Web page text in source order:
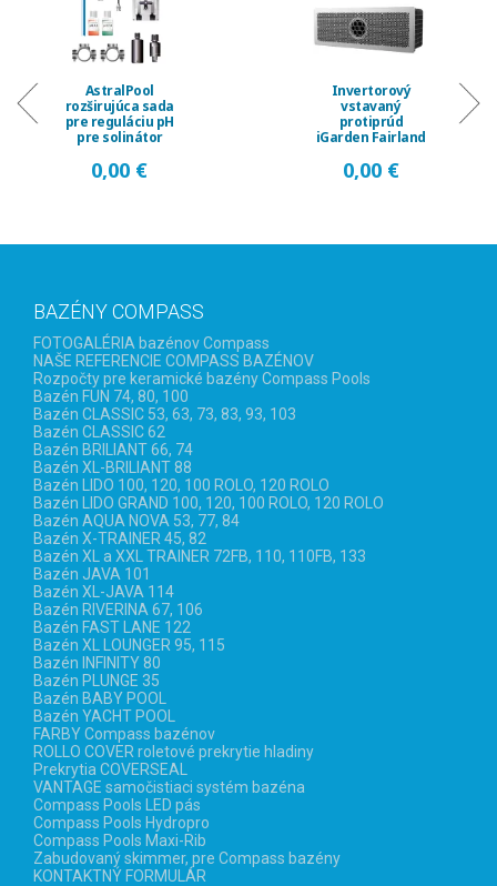
Invertorový
vstavaný
protiprúd
iGarden Fairland
230 ...
0,00 €
Invertorový
vstavaný
protiprúd
iGarden Fairland
120 ...
0,00 €
BAZÉNY COMPASS
FOTOGALÉRIA bazénov Compass
NAŠE REFERENCIE COMPASS BAZÉNOV
Rozpočty pre keramické bazény Compass Pools
Bazén FUN 74, 80, 100
Bazén CLASSIC 53, 63, 73, 83, 93, 103
Bazén CLASSIC 62
Bazén BRILIANT 66, 74
Bazén XL-BRILIANT 88
Bazén LIDO 100, 120, 100 ROLO, 120 ROLO
Bazén LIDO GRAND 100, 120, 100 ROLO, 120 ROLO
Bazén AQUA NOVA 53, 77, 84
Bazén X-TRAINER 45, 82
Bazén XL a XXL TRAINER 72FB, 110, 110FB, 133
Bazén JAVA 101
Bazén XL-JAVA 114
Bazén RIVERINA 67, 106
Bazén FAST LANE 122
Bazén XL LOUNGER 95, 115
Bazén INFINITY 80
Bazén PLUNGE 35
Bazén BABY POOL
Bazén YACHT POOL
FARBY Compass bazénov
ROLLO COVER roletové prekrytie hladiny
Prekrytia COVERSEAL
VANTAGE samočistiaci systém bazéna
Compass Pools LED pás
Compass Pools Hydropro
Compass Pools Maxi-Rib
Zabudovaný skimmer, pre Compass bazény
KONTAKTNÝ FORMULÁR